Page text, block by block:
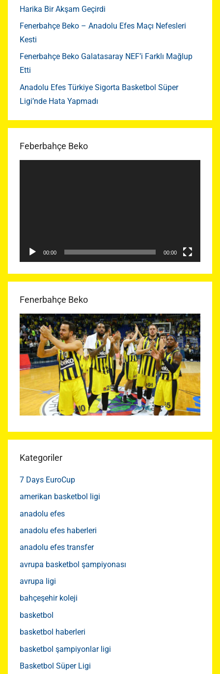
Harika Bir Akşam Geçirdi
Fenerbahçe Beko – Anadolu Efes Maçı Nefesleri
Kesti
Fenerbahçe Beko Galatasaray NEF’i Farklı Mağlup
Etti
Anadolu Efes Türkiye Sigorta Basketbol Süper
Ligi’nde Hata Yapmadı
Feberbahçe Beko
00:00 00:00
Fenerbahçe Beko
Kategoriler
7 Days EuroCup
amerikan basketbol ligi
anadolu efes
anadolu efes haberleri
anadolu efes transfer
avrupa basketbol şampiyonası
avrupa ligi
bahçeşehir koleji
basketbol
basketbol haberleri
basketbol şampiyonlar ligi
Basketbol Süper Ligi